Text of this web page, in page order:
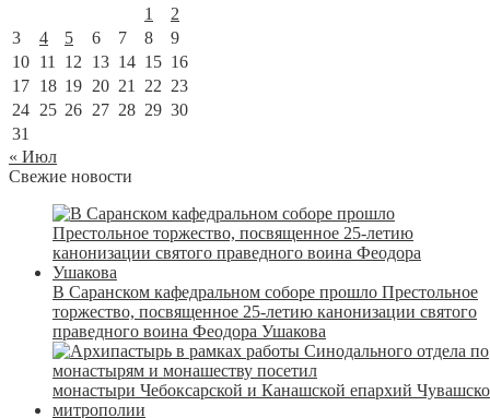
1
2
3
4 5 6 7 8
9
10 11 12 13 14 15 16
17 18 19 20 21 22 23
24 25 26 27 28 29 30
31
« Июл
Свежие новости
В Саранском кафедральном соборе прошло Престольное
торжество, посвященное 25-летию канонизации святого
праведного воина Феодора Ушакова